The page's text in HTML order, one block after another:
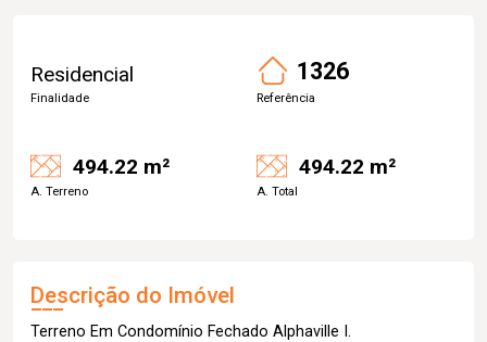
Residencial
Finalidade
1326
Referência
494.22 m²
A. Terreno
494.22 m²
A. Total
Descrição do Imóvel
Terreno Em Condomínio Fechado Alphaville I.